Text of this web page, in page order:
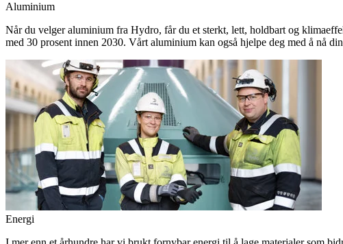
Aluminium
Når du velger aluminium fra Hydro, får du et sterkt, lett, holdbart og
med 30 prosent innen 2030. Vårt aluminium kan også hjelpe deg med å nå
Energi